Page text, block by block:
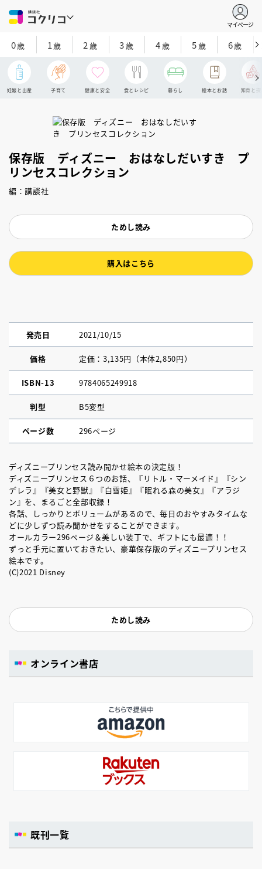
マイページ
0歳 1歳 2 歳 3歳 4歳 5歳 6歳
妊娠と出産 子育て 健康と安全 食とレシピ 暮らし 絵本とお話 知育と探
保存版 ディズニー おはなしだいすき プ
リンセスコレクション
編：講談社
ためし読み
購入はこちら
発売日 2021/10/15
価格 定価：3,135円（本体2,850円）
ISBN-13 9784065249918
判型 B5変型
ページ数 296ページ
ディズニープリンセス読み聞かせ絵本の決定版！
ディズニープリンセス６つのお話、『リトル・マーメイド』『シン
デレラ』『美女と野獣』『白雪姫』『眠れる森の美女』『アラジ
ン』を、まるごと全部収録！
各話、しっかりとボリュームがあるので、毎日のおやすみタイムな
どに少しずつ読み聞かせをすることができます。
オールカラー296ページ＆美しい装丁で、ギフトにも最適！！
ずっと手元に置いておきたい、豪華保存版のディズニープリンセス
絵本です。
(C)2021 Disney
ためし読み
オンライン書店
既刊一覧